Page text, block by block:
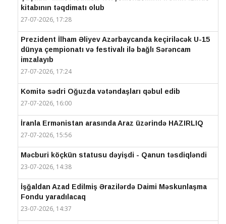
kitabının təqdimatı olub
27-07-2026, 17:28
Prezident İlham Əliyev Azərbaycanda keçiriləcək U-15
dünya çempionatı və festivalı ilə bağlı Sərəncam
imzalayıb
27-07-2026, 17:24
Komitə sədri Oğuzda vətəndaşları qəbul edib
27-07-2026, 16:00
İranla Ermənistan arasında Araz üzərində HAZIRLIQ
27-07-2026, 15:56
Məcburi köçkün statusu dəyişdi - Qanun təsdiqləndi
23-07-2026, 14:38
İşğaldan Azad Edilmiş Ərazilərdə Daimi Məskunlaşma
Fondu yaradılacaq
23-07-2026, 14:37